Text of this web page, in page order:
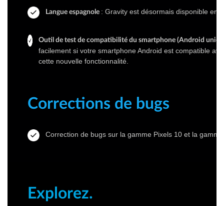
Langue espagnole : Gravity est désormais disponible en
Outil de test de compatibilité du smartphone (Android
facilement si votre smartphone Android est compatible
cette nouvelle fonctionnalité.
Corrections de bugs
Correction de bugs sur la gamme Pixels 10 et la
Explorez.